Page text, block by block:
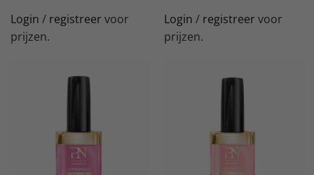
Login / registreer voor
prijzen.
Login / registreer voor
prijzen.